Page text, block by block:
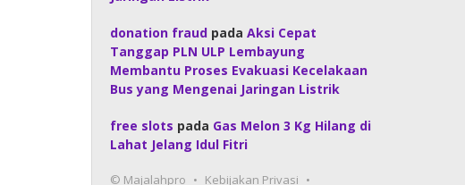
donation fraud padaAksi Cepat
Tanggap PLN ULP Lembayung
Membantu Proses Evakuasi Kecelakaan
Bus yang Mengenai Jaringan Listrik
free slots pada Gas Melon 3 Kg Hilang di
Lahat Jelang Idul Fitri
© Majalahpro
Kebijakan Privasi